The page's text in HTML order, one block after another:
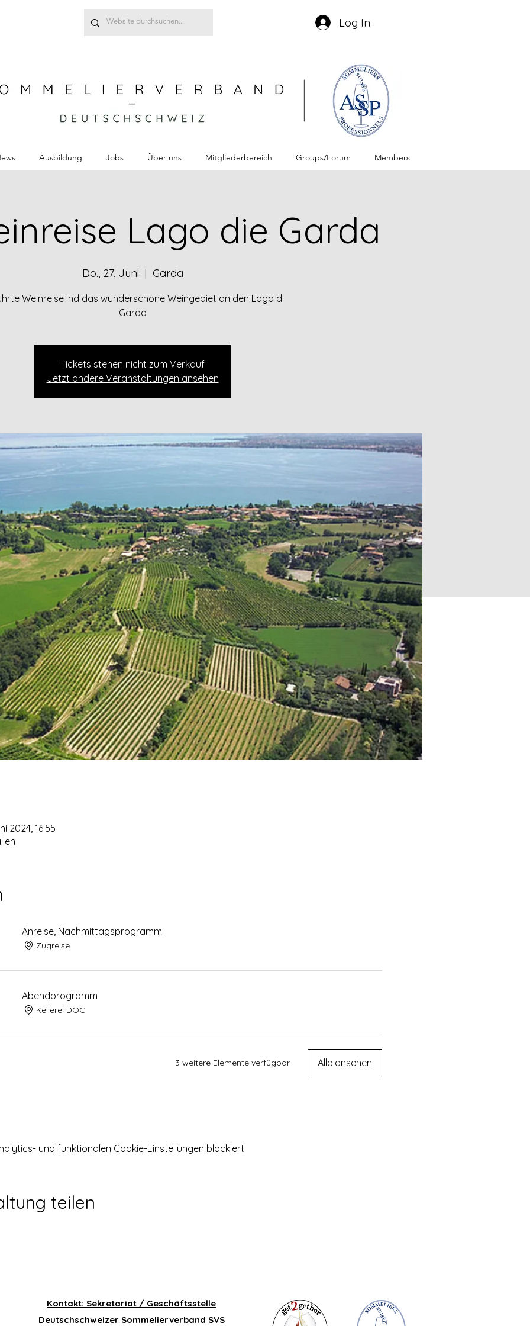
Log In
Ausbildung Jobs Über uns Mitgliederbereich Groups/Forum Members
Lago die Garda
Do., 27. Juni
  |
Garda
Weinreise ind das wunderschöne Weingebiet an den Laga di
Garda
Tickets stehen nicht zum Verkauf
Jetzt andere Veranstaltungen ansehen
2024, 16:55
Anreise, Nachmittagsprogramm
Zugreise
Abendprogramm
Kellerei DOC
3 weitere Elemente verfügbar Alle ansehen
und funktionalen Cookie-Einstellungen blockiert.
teilen
Kontakt: Sekretariat / Geschäftsstelle
Deutschschweizer Sommelierverband SVS